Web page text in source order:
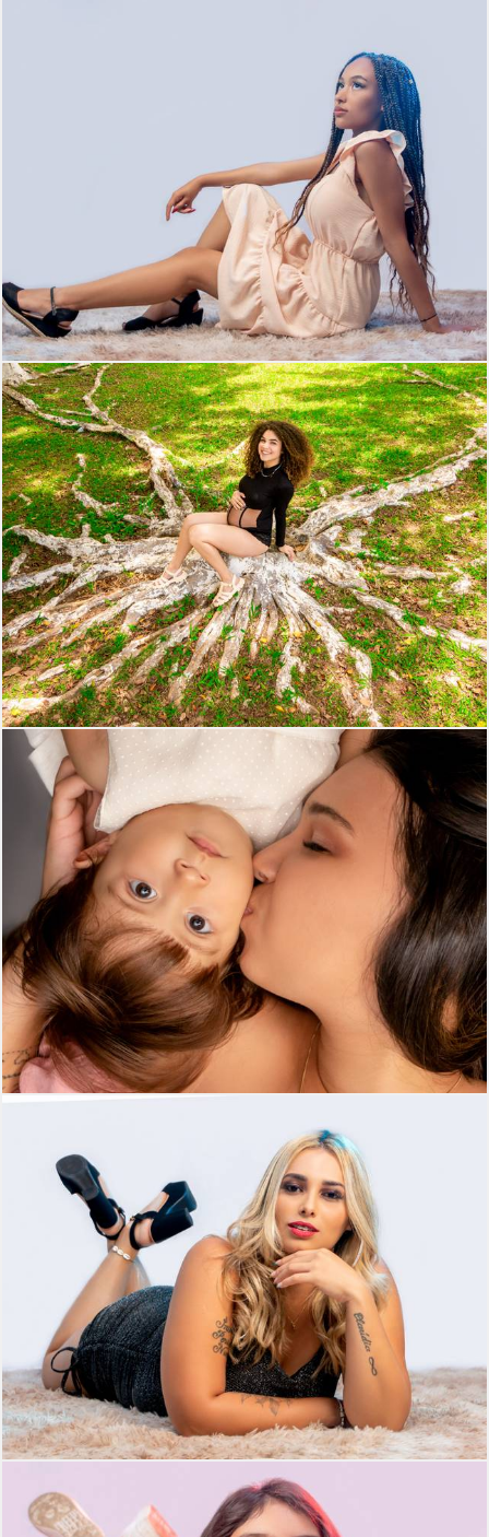
427 0
408 0
333
453 0